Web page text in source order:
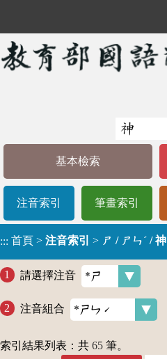
基本檢索
注音索引 筆畫索引
::: 首頁 > 注音索引 > ㄕ / ㄕㄣˊ / 神
請選擇注音
注音組合
索引結果列表：共 65 筆。